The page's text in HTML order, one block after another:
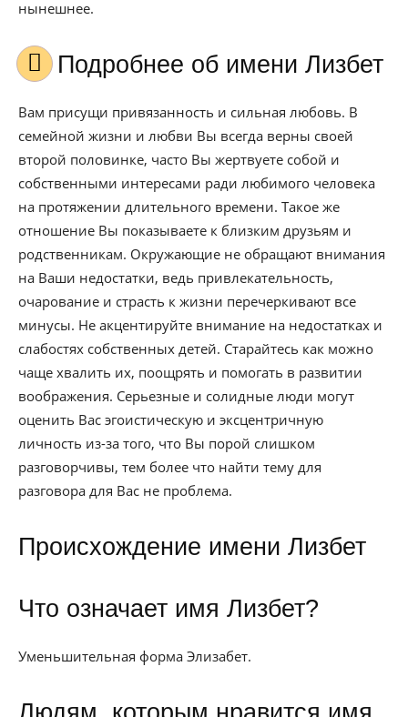
нынешнее.
Подробнее об имени Лизбет
Вам присущи привязанность и сильная любовь. В
семейной жизни и любви Вы всегда верны своей
второй половинке, часто Вы жертвуете собой и
собственными интересами ради любимого человека
на протяжении длительного времени. Такое же
отношение Вы показываете к близким друзьям и
родственникам. Окружающие не обращают внимания
на Ваши недостатки, ведь привлекательность,
очарование и страсть к жизни перечеркивают все
минусы. Не акцентируйте внимание на недостатках и
слабостях собственных детей. Старайтесь как можно
чаще хвалить их, поощрять и помогать в развитии
воображения. Серьезные и солидные люди могут
оценить Вас эгоистическую и эксцентричную
личность из-за того, что Вы порой слишком
разговорчивы, тем более что найти тему для
разговора для Вас не проблема.
Происхождение имени Лизбет
Что означает имя Лизбет?
Уменьшительная форма Элизабет.